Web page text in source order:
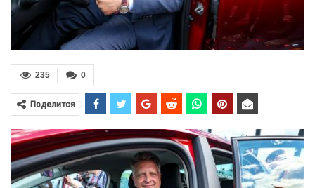
0
235
Поделится